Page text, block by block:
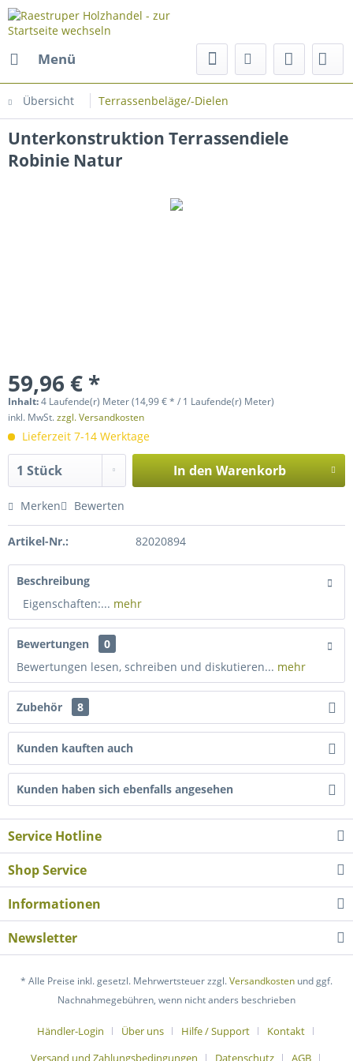
Menü
Übersicht Terrassenbeläge/-Dielen
Unterkonstruktion Terrassendiele
Robinie Natur
59,96 € *
Inhalt:4 Laufende(r) Meter (14,99 € * / 1 Laufende(r) Meter)
inkl. MwSt.zzgl. Versandkosten
Lieferzeit 7-14 Werktage
In den Warenkorb
Merken Bewerten
Artikel-Nr.: 82020894
Beschreibung
Eigenschaften:... mehr
Bewertungen
0
Bewertungen lesen, schreiben und diskutieren... mehr
Zubehör 8
Kunden kauften auch
Kunden haben sich ebenfalls angesehen
Service Hotline
Shop Service
Informationen
Newsletter
* Alle Preise inkl. gesetzl. Mehrwertsteuer zzgl.Versandkosten und ggf.
Nachnahmegebühren, wenn nicht anders beschrieben
Händler-Login Über uns Hilfe / Support
Kontakt
Versand und Zahlungsbedingungen
Datenschutz AGB